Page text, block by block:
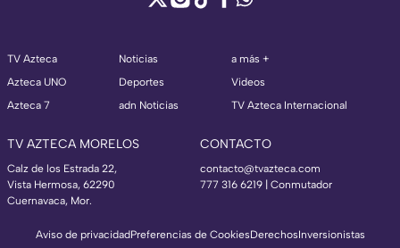
TV Azteca
Azteca UNO
Azteca 7
Noticias
Deportes
adn Noticias
a más +
Videos
TV Azteca Internacional
TV AZTECA MORELOS
Calz de los Estrada 22,
Vista Hermosa, 62290
Cuernavaca, Mor.
CONTACTO
contacto@tvazteca.com
777 316 6219 | Conmutador
Aviso de privacidadPreferencias de CookiesDerechosInversionistas